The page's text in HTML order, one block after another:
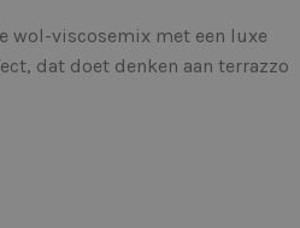
wol-viscosemix met een luxe
dat doet denken aan terrazzo